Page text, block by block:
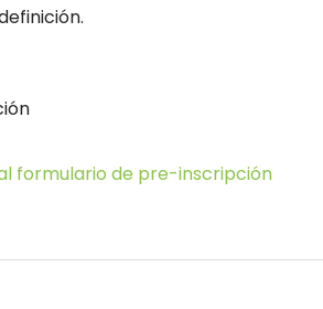
formulario de pre-inscripción